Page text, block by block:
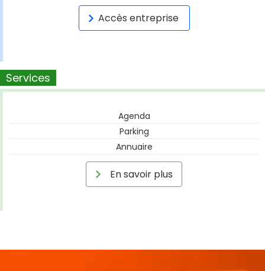
Accès entreprise
Services
Agenda
Parking
Annuaire
En savoir plus